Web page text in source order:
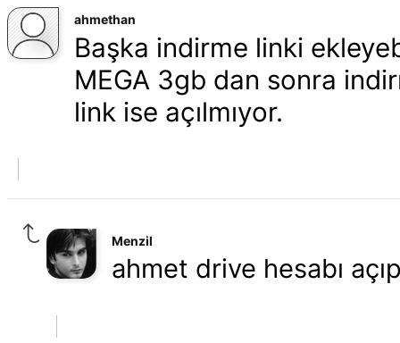
ahmethan
Başka indirme linki
MEGA 3gb dan sonra
link ise açılmıyor.
Menzil
ahmet drive hesabı